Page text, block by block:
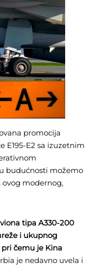
promocija
E195-E2 sa izuzetnim
budućnosti možemo
modernog,
tipa A330-200
i ukupnog
čemu je Kina
je nedavno uvela i